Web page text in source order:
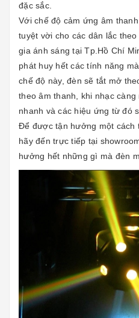
đặc sắc.
Với chế độ cảm ứng âm
tuyệt vời cho các dân lắc
gia ánh sáng tại Tp.Hồ Chí
phát huy hết các tính năng
chế độ này, đèn sẽ tắt mở
theo âm thanh, khi nhạc
nhanh và các hiệu ứng từ đó
Để được tận hưởng một cách
hãy đến trực tiếp tại
hưởng hết những gì mà đèn